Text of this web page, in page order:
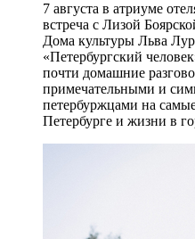
7 августа в атриуме
встреча с Лизой
Дома культуры Льва
«Петербургский
почти домашние
примечательными и
петербуржцами на
Петербурге и жизни в